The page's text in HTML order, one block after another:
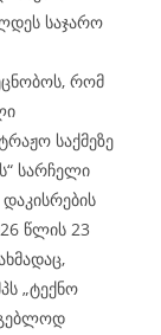
საჯარო
რომ
საქმეზე
სარჩელი
წლის 23
„ტექნო